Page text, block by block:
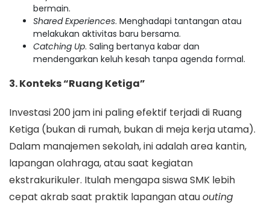
bermain.
Shared Experiences. Menghadapi tantangan atau
melakukan aktivitas baru bersama.
Catching Up. Saling bertanya kabar dan
mendengarkan keluh kesah tanpa agenda formal.
3. Konteks “Ruang Ketiga”
Investasi 200 jam ini paling efektif terjadi di Ruang
Ketiga (bukan di rumah, bukan di meja kerja utama).
Dalam manajemen sekolah, ini adalah area kantin,
lapangan olahraga, atau saat kegiatan
ekstrakurikuler. Itulah mengapa siswa SMK lebih
cepat akrab saat praktik lapangan atauouting